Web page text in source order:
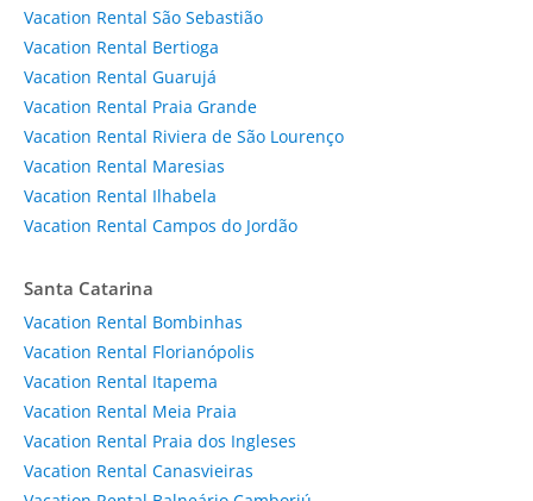
Vacation Rental São Sebastião
Vacation Rental Bertioga
Vacation Rental Guarujá
Vacation Rental Praia Grande
Vacation Rental Riviera de São Lourenço
Vacation Rental Maresias
Vacation Rental Ilhabela
Vacation Rental Campos do Jordão
Santa Catarina
Vacation Rental Bombinhas
Vacation Rental Florianópolis
Vacation Rental Itapema
Vacation Rental Meia Praia
Vacation Rental Praia dos Ingleses
Vacation Rental Canasvieiras